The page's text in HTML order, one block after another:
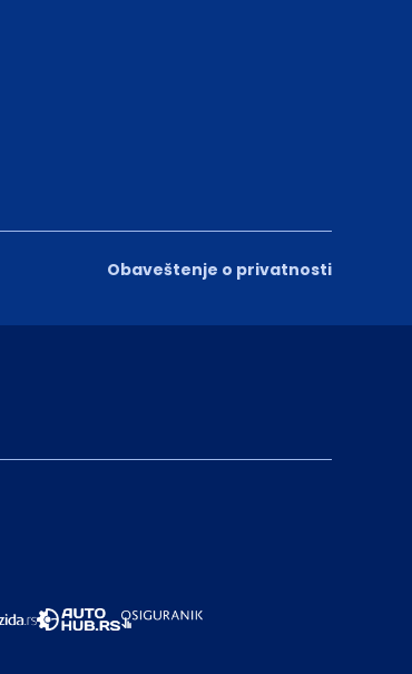
Obaveštenje o privatnosti